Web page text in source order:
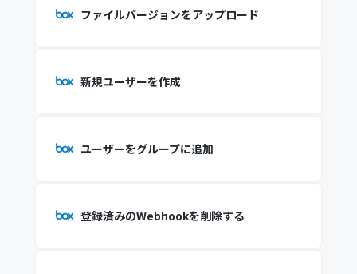
ファイルバージョンをアップロード
新規ユーザーを作成
ユーザーをグループに追加
登録済みのWebhookを削除する